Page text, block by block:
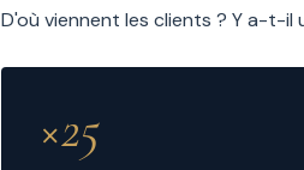
D'où viennent les clients ? Y a-t-il
×25